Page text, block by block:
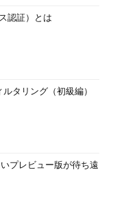
認証）とは
タリング（初級編）
プレビュー版が待ち遠